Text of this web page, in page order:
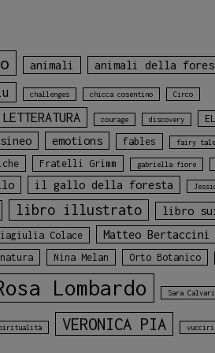
animali animali della
challenges chicca cosentino Circo
courage discovery
emotions fables fairy
Fratelli Grimm gabriella fiore
il gallo della foresta
libro illustrato
libro
Colace Matteo Bertaccini
natura Nina Melan Orto Botanico
Lombardo Sara
VERONICA PIA